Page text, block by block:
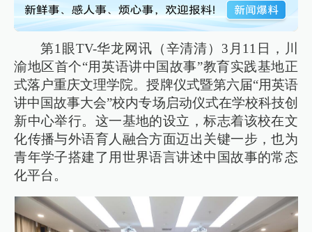
第1眼TV-华龙网讯（辛清清）3月11日，川
渝地区首个“用英语讲中国故事”教育实践基地正
式落户重庆文理学院。授牌仪式暨第六届“用英语
讲中国故事大会”校内专场启动仪式在学校科技创
新中心举行。这一基地的设立，标志着该校在文
化传播与外语育人融合方面迈出关键一步，也为
青年学子搭建了用世界语言讲述中国故事的常态
化平台。